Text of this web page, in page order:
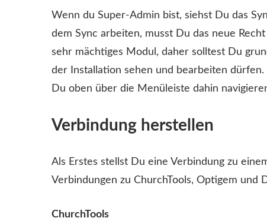
Wenn du Super-Admin bist, siehst Du das
dem Sync arbeiten, musst Du das neue
sehr mächtiges Modul, daher solltest Du
der Installation sehen und bearbeiten
Du oben über die Menüleiste dahin
Verbindung herstellen
Als Erstes stellst Du eine Verbindung zu
Verbindungen zu ChurchTools, Optigem und
ChurchTools